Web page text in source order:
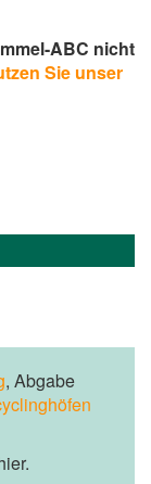
ABC nicht
Sie unser
, Abgabe